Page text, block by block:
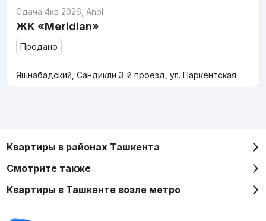
Сдача 4кв 2026 Anol
ЖК «Meridian»
Продано
Яшнабадский, Сандикли 3-й проезд, ул. Паркентская
Квартиры в районах Ташкента
Смотрите также
Квартиры в Ташкенте возле метро